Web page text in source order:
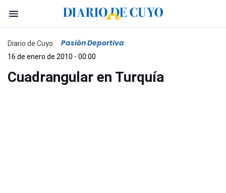
Diario de Cuyo Pasión Deportiva
16 de enero de 2010 - 00:00
Cuadrangular en Turquía